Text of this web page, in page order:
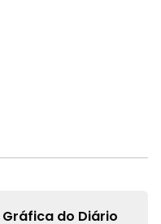
Gráfica do Diário